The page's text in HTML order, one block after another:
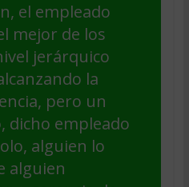
el empleado
mejor de los
jerárquico
la
pero un
dicho empleado
alguien lo
alguien